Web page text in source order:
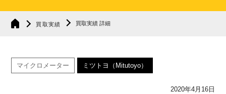
買取実績 買取実績 詳細
マイクロメーター ミツトヨ（Mitutoyo）
2020年4月16日